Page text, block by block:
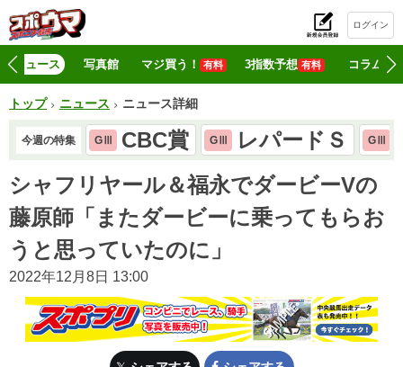
ログイン
ニュース 写真館 マジ買う！ 有料 3指数予想 有料 コラム
トップ ニュース ニュース詳細
今週の特集 GⅢ CBC賞 GⅢ レパードＳ GⅢ
シャフリヤール＆福永でダービーVの
藤原師「またダービーに乗ってもらお
うと思っていたのに」
2022年12月8日 13:00